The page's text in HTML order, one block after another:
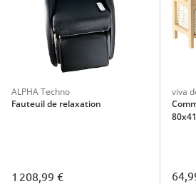
ALPHA Techno
Fauteuil de relaxation
1 208,99 €
viva